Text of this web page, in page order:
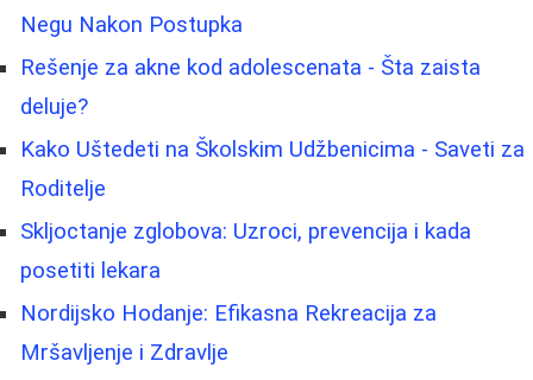
Negu Nakon Postupka
Rešenje za akne kod adolescenata - Šta zaista
deluje?
Kako Uštedeti na Školskim Udžbenicima - Saveti za
Roditelje
Skljoctanje zglobova: Uzroci, prevencija i kada
posetiti lekara
Nordijsko Hodanje: Efikasna Rekreacija za
Mršavljenje i Zdravlje